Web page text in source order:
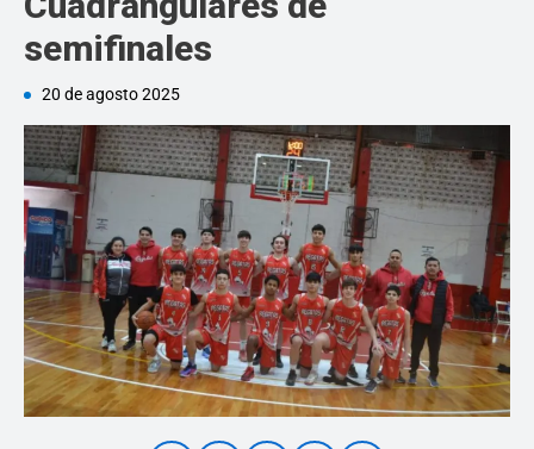
semifinales
20 de agosto 2025